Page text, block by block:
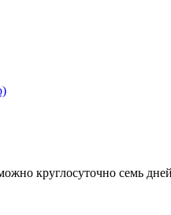
круглосуточно семь